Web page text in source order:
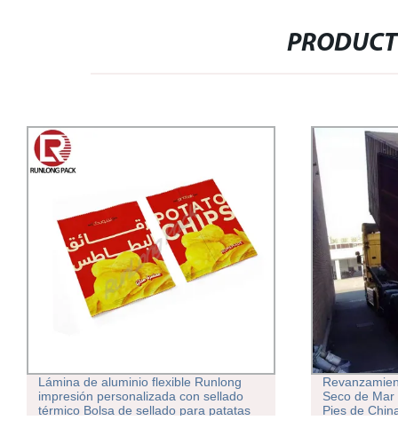
Lámina de aluminio flexible Runlong
impresión personalizada con sellado
térmico Bolsa de sellado para patatas
Seco de
Pies de